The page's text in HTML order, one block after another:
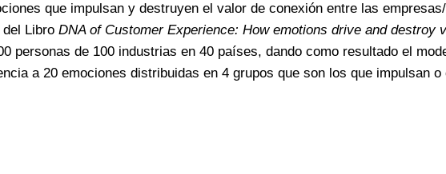
que impulsan y destruyen el valor de conexión entre las
del LibroDNA of Customer Experience: How emotions drive and destroy
personas de 100 industrias en 40 países, dando como resultado el
a 20 emociones distribuidas en 4 grupos que son los que impulsan